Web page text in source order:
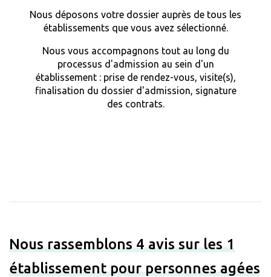
Nous déposons votre dossier auprès de tous les
établissements que vous avez sélectionné.
Nous vous accompagnons tout au long du
processus d'admission au sein d'un
établissement : prise de rendez-vous, visite(s),
finalisation du dossier d'admission, signature
des contrats.
Nous rassemblons 4 avis sur les 1
établissement pour personnes agées